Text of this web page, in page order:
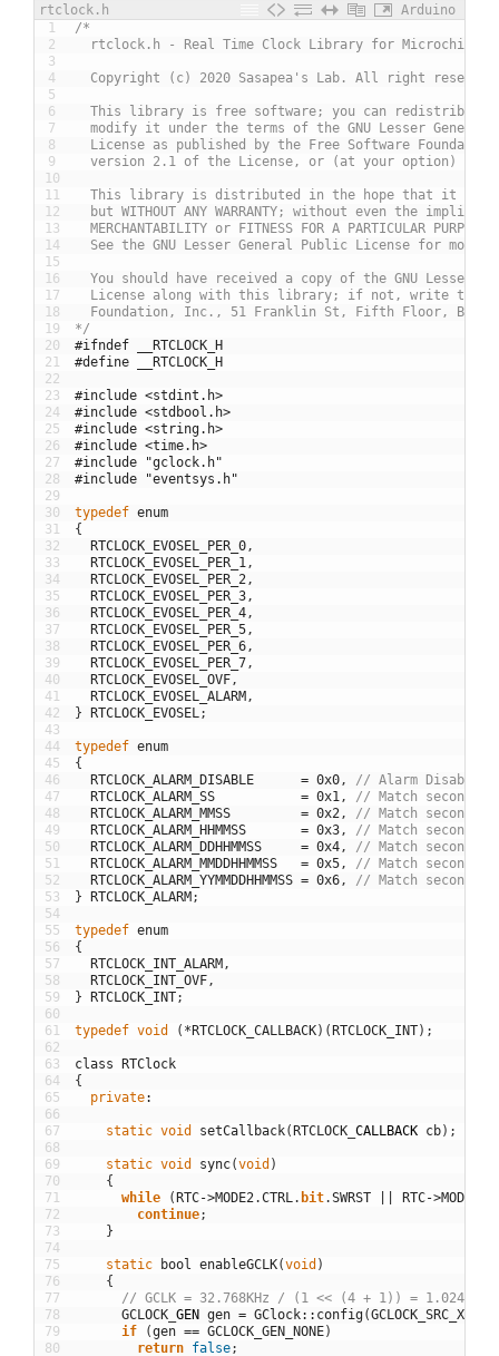
rtclock.h
Arduino
1
2
3
4
5
6
7
8
9
10
11
12
13
14
15
16
17
18
19
20
21
22
23
24
25
26
27
28
29
30
31
32
33
34
35
36
37
38
39
40
41
42
43
44
45
46
47
48
49
50
51
52
53
54
55
56
57
58
59
60
61
62
63
64
65
66
67
68
69
70
71
72
73
74
75
76
77
78
79
80
/*
rtclock.h - Real Time Clock Library for Microchip
Copyright (c) 2020 Sasapea's Lab. All right
This library is free software; you can redistribute
modify it under the terms of the GNU Lesser General
License as published by the Free Software
version 2.1 of the License, or (at your option) any
This library is distributed in the hope that it will
but WITHOUT ANY WARRANTY; without even the implied
MERCHANTABILITY or FITNESS FOR A PARTICULAR PURPOSE.
See the GNU Lesser General Public License for more
You should have received a copy of the GNU Lesser
License along with this library; if not, write to the
Foundation, Inc., 51 Franklin St, Fifth Floor, Boston,
*/
#ifndef __RTCLOCK_H
#define __RTCLOCK_H
#include <stdint.h>
#include <stdbool.h>
#include <string.h>
#include <time.h>
#include "gclock.h"
#include "eventsys.h"
typedef enum
{
RTCLOCK_EVOSEL_PER_0 ,
RTCLOCK_EVOSEL_PER_1 ,
RTCLOCK_EVOSEL_PER_2 ,
RTCLOCK_EVOSEL_PER_3 ,
RTCLOCK_EVOSEL_PER_4 ,
RTCLOCK_EVOSEL_PER_5 ,
RTCLOCK_EVOSEL_PER_6 ,
RTCLOCK_EVOSEL_PER_7 ,
RTCLOCK_EVOSEL_OVF ,
RTCLOCK_EVOSEL_ALARM ,
} RTCLOCK_EVOSEL ;
typedef enum
{
RTCLOCK_ALARM_DISABLE
= 0x0 ,
// Alarm Disabled
RTCLOCK_ALARM_SS
= 0x1 ,
// Match seconds
RTCLOCK_ALARM_MMSS
= 0x2 ,
// Match seconds
RTCLOCK_ALARM_HHMMSS
= 0x3 ,
// Match seconds,
RTCLOCK_ALARM_DDHHMMSS
= 0x4 ,
// Match seconds,
RTCLOCK_ALARM_MMDDHHMMSS
= 0x5 ,
// Match seconds,
RTCLOCK_ALARM_YYMMDDHHMMSS = 0x6 ,
// Match seconds,
} RTCLOCK_ALARM;
typedef enum
{
RTCLOCK_INT_ALARM ,
RTCLOCK_INT_OVF ,
} RTCLOCK_INT;
typedef void ( *RTCLOCK_CALLBACK) (RTCLOCK_INT) ;
class RTClock
{
private:
static void setCallback(RTCLOCK CALLBACK cb) ;
static void sync(void )
{
while
(RTC->MODE2 .CTRL . bit.SWRST RTC->MODE2
continue;
}
static bool enableGCLK(void )
{
// GCLK = 32.768KHz / (1 << (4 + 1)) = 1.024KHz
GCLOCK GEN gen = GClock:: config(
if
(gen == GCLOCK_GEN_NONE)
return false;